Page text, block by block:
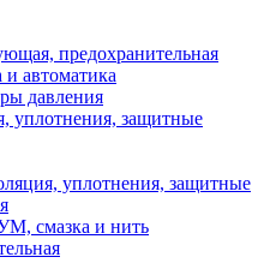
предохранительная
и автоматика
давления
уплотнения, защитные
уплотнения, защитные
смазка и нить